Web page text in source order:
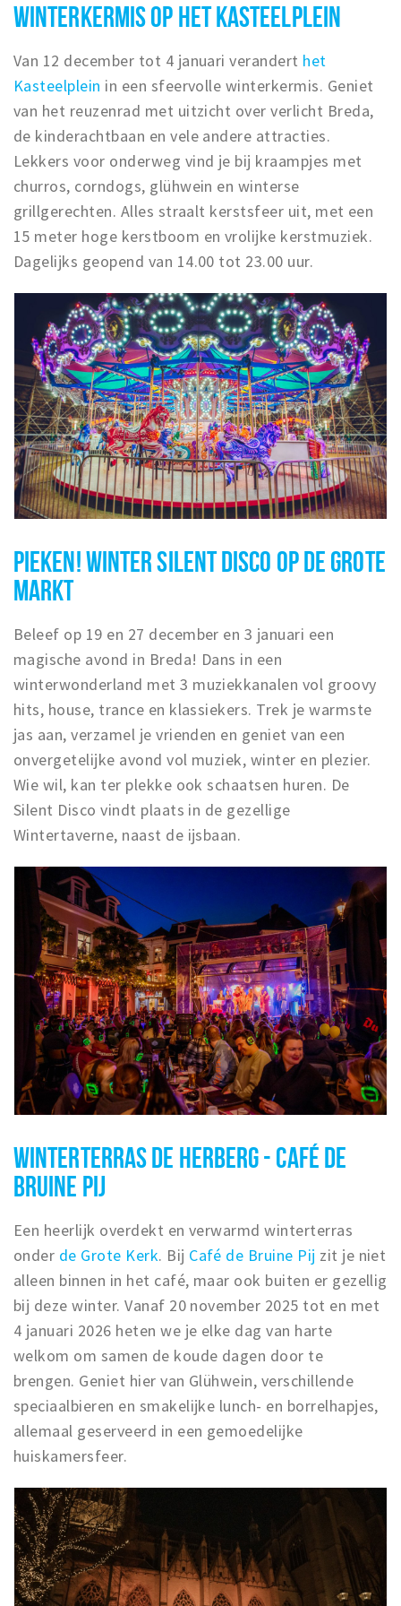
WINTERKERMIS OP HET KASTEELPLEIN
Van 12 december tot 4 januari verandert het
Kasteelplein in een sfeervolle winterkermis. Geniet
van het reuzenrad met uitzicht over verlicht Breda,
de kinderachtbaan en vele andere attracties.
Lekkers voor onderweg vind je bij kraampjes met
churros, corndogs, glühwein en winterse
grillgerechten. Alles straalt kerstsfeer uit, met een
15 meter hoge kerstboom en vrolijke kerstmuziek.
Dagelijks geopend van 14.00 tot 23.00 uur.
PIEKEN! WINTER SILENT DISCO OP DE GROTE
MARKT
Beleef op 19 en 27 december en 3 januari een
magische avond in Breda! Dans in een
winterwonderland met 3 muziekkanalen vol groovy
hits, house, trance en klassiekers. Trek je warmste
jas aan, verzamel je vrienden en geniet van een
onvergetelijke avond vol muziek, winter en plezier.
Wie wil, kan ter plekke ook schaatsen huren. De
Silent Disco vindt plaats in de gezellige
Wintertaverne, naast de ijsbaan.
WINTERTERRAS DE HERBERG - CAFÉ DE
BRUINE PIJ
Een heerlijk overdekt en verwarmd winterterras
onder de Grote Kerk. Bij Café de Bruine Pij zit je niet
alleen binnen in het café, maar ook buiten er gezellig
bij deze winter. Vanaf 20 november 2025 tot en met
4 januari 2026 heten we je elke dag van harte
welkom om samen de koude dagen door te
brengen. Geniet hier van Glühwein, verschillende
speciaalbieren en smakelijke lunch- en borrelhapjes,
allemaal geserveerd in een gemoedelijke
huiskamersfeer.